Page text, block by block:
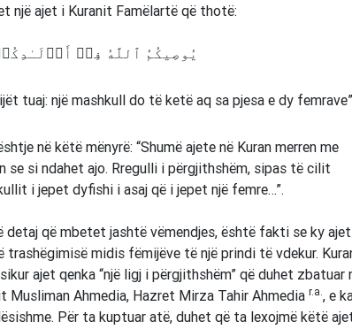
një ajet i Kuranit Famëlartë që thotë:
{ یُوصِیكُمُ ٱللَّهُ فِیۤ
tuaj: një mashkull do të ketë aq sa pjesa e dy
në këtë mënyrë: “Shumë ajete në Kuran merren me
se si ndahet ajo. Rregulli i përgjithshëm, sipas të cilit
i jepet dyfishi i asaj që i jepet një femre…”.
detaj që mbetet jashtë vëmendjes, është fakti se ky
trashëgimisë midis fëmijëve të një prindi të vdekur.
ajet qenka “një ligj i përgjithshëm” që duhet zbatuar
Ahmedia, Hazret Mirza Tahir Ahmedia r.a., e
Për ta kuptuar atë, duhet që ta lexojmë këtë